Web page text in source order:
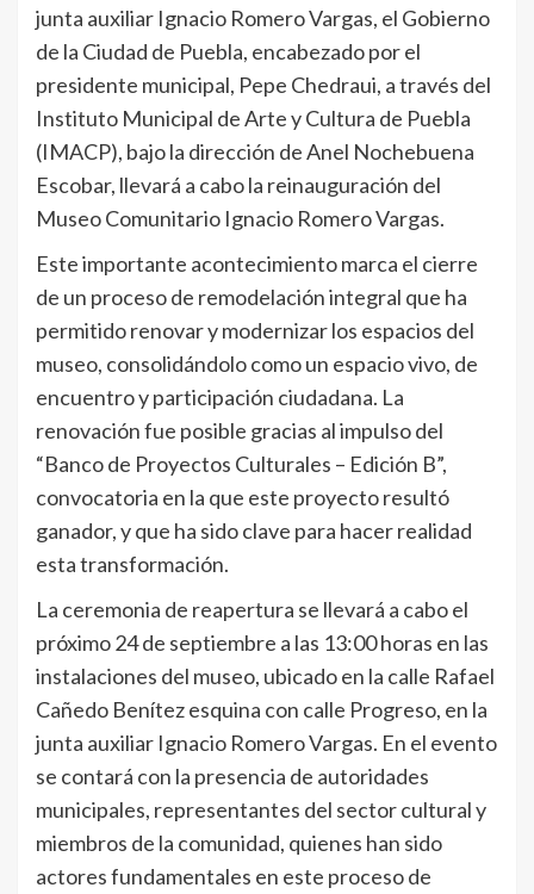
junta auxiliar Ignacio Romero Vargas, el Gobierno
de la Ciudad de Puebla, encabezado por el
presidente municipal, Pepe Chedraui, a través del
Instituto Municipal de Arte y Cultura de Puebla
(IMACP), bajo la dirección de Anel Nochebuena
Escobar, llevará a cabo la reinauguración del
Museo Comunitario Ignacio Romero Vargas.
Este importante acontecimiento marca el cierre
de un proceso de remodelación integral que ha
permitido renovar y modernizar los espacios del
museo, consolidándolo como un espacio vivo, de
encuentro y participación ciudadana. La
renovación fue posible gracias al impulso del
“Banco de Proyectos Culturales – Edición B”,
convocatoria en la que este proyecto resultó
ganador, y que ha sido clave para hacer realidad
esta transformación.
La ceremonia de reapertura se llevará a cabo el
próximo 24 de septiembre a las 13:00 horas en las
instalaciones del museo, ubicado en la calle Rafael
Cañedo Benítez esquina con calle Progreso, en la
junta auxiliar Ignacio Romero Vargas. En el evento
se contará con la presencia de autoridades
municipales, representantes del sector cultural y
miembros de la comunidad, quienes han sido
actores fundamentales en este proceso de